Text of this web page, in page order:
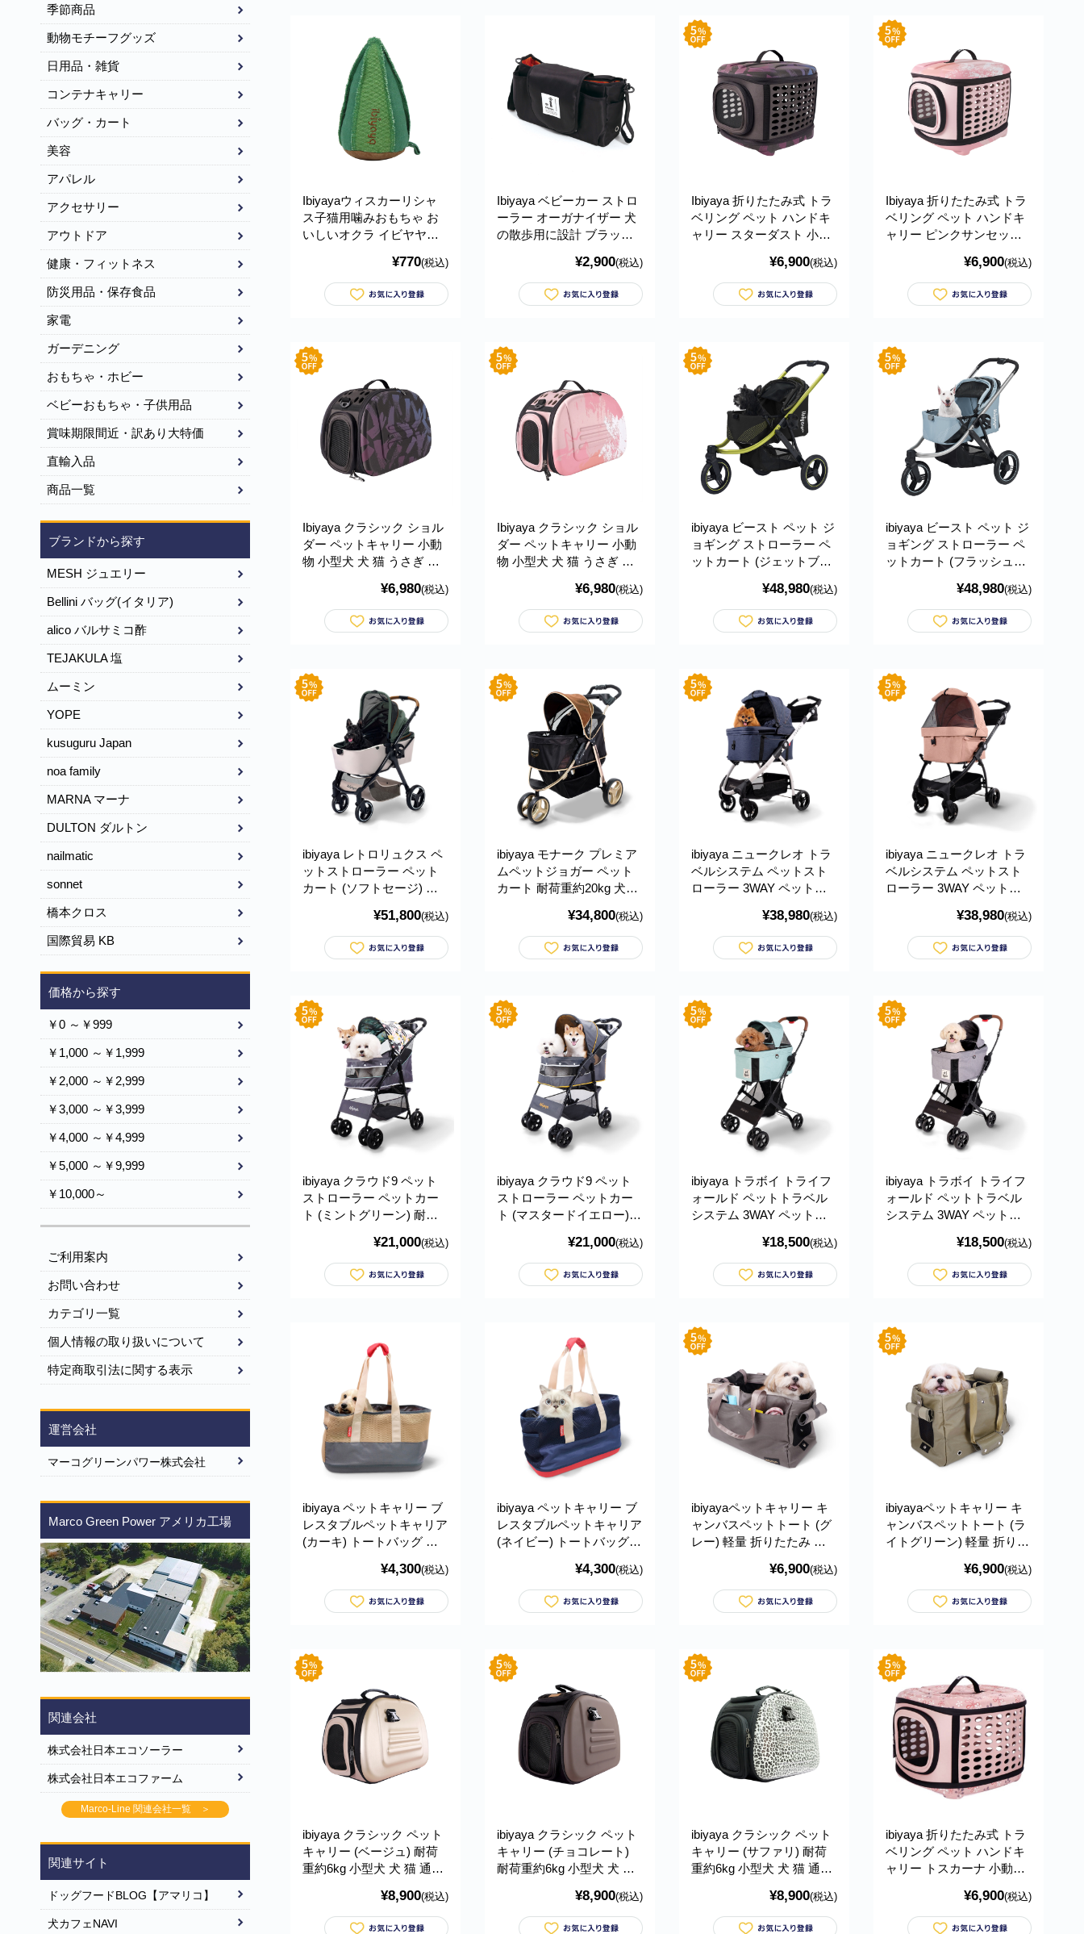
Ibiyayaウィスカーリシャ
ス子猫用噛みおもちゃ お
いしいオクラ イビヤヤ
¥770(税込)
Ibiyaya ベビーカー ストロ
ーラー オーガナイザー 犬
の散歩用に設計 ブラック
¥2,900(税込)
Ibiyaya 折りたたみ式 トラ
ベリング ペット ハンドキ
ャリー スターダスト 小動
ットキャリー 通気性 ケー
ス おでかけ 旅行 通院 軽量
Collapsible Traveling Pet
¥6,900(税込)
Ibiyaya 折りたたみ式 トラ
ベリング ペット ハンドキ
ャリー ピンクサンセット
ペットキャリー 通気性 ケ
ース おでかけ 旅行 通院 軽
量 Collapsible Traveling Pet
¥6,900(税込)
Ibiyaya クラシック ショル
ダー ペットキャリー 小動
物 小型犬 犬 猫 うさぎ 通
通院 バッグ 折りたたみ簡
単 Collapsible Shoulder Pet
Carrier スターダスト イビ
¥6,980(税込)
Ibiyaya クラシック ショル
ダー ペットキャリー 小動
物 小型犬 犬 猫 うさぎ 通
通院 バッグ 折りたたみ簡
単 Collapsible Shoulder Pet
Carrier ピンクサンセット
¥6,980(税込)
ibiyaya ビースト ペット ジ
ョギング ストローラー ペ
ットカート (ジェットブラ
中型犬 小型犬 ブランド お
しゃれ The Beast Pet
Jogging Stroller イビヤヤ
¥48,980(税込)
ibiyaya ビースト ペット ジ
ョギング ストローラー ペ
ットカート (フラッシュグ
中型犬 小型犬 ブランド お
しゃれ The Beast Pet
Jogging Stroller イビヤヤ
¥48,980(税込)
ibiyaya レトロリュクス ペ
ットストローラー ペット
カート (ソフトセージ) 耐
おすすめ 多頭 中型犬 小型
犬 分離型 ブランド おしゃ
れ 4輪 折りたたみ 通気性
FS2102
¥51,800(税込)
ibiyaya モナーク プレミア
ムペットジョガー ペット
カート 耐荷重約20kg 犬用
中型犬 小型犬 ブランド お
しゃれ 3輪 折りたたみ 収
納 コンパクト Monarch
¥34,800(税込)
ibiyaya ニュークレオ トラ
ベルシステム ペットスト
ローラー 3WAY ペットカ
荷重約20kg おすすめ 多頭
中型犬 小型犬 ブランド お
しゃれ New CLEO Travel
¥38,980(税込)
ibiyaya ニュークレオ トラ
ベルシステム ペットスト
ローラー 3WAY ペットカ
荷重約20kg おすすめ 多頭
中型犬 小型犬 ブランド お
しゃれ New CLEO Travel
¥38,980(税込)
ibiyaya クラウド9 ペット
ストローラー ペットカー
ト (ミントグリーン) 耐荷
型犬 小型犬 ブランド おし
ゃれ おでかけ Cloud 9 Pet
Stroller イビヤヤ FS2010
¥21,000(税込)
ibiyaya クラウド9 ペット
ストローラー ペットカー
ト (マスタードイエロー)
頭 中型犬 小型犬 ブランド
おしゃれ おでかけ Cloud 9
Pet Stroller イビヤヤ
¥21,000(税込)
ibiyaya トラボイ トライフ
ォールド ペットトラベル
システム 3WAY ペットカ
重約15kg おすすめ 多頭 中
型犬 小型犬 分離型 ブラン
ド おしゃれ 4輪 Travois
¥18,500(税込)
ibiyaya トラボイ トライフ
ォールド ペットトラベル
システム 3WAY ペットカ
荷重約15kg おすすめ 多頭
中型犬 小型犬 分離型 ブラ
ンド おしゃれ 4輪 Travois
¥18,500(税込)
ibiyaya ペットキャリー ブ
レスタブルペットキャリア
(カーキ) トートバッグ 軽
ョルダーバッグ Breathable
Pet Carrier イビヤヤ
FC1526
¥4,300(税込)
ibiyaya ペットキャリー ブ
レスタブルペットキャリア
(ネイビー) トートバッグ
ショルダーバッグ
Breathable Pet Carrier イビ
ヤヤ FC1526
¥4,300(税込)
ibiyayaペットキャリー キ
ャンバスペットトート (グ
レー) 軽量 折りたたみ お
ルダーバッグ Canvas Pet
Tote FC1428 イビヤヤ
¥6,900(税込)
ibiyayaペットキャリー キ
ャンバスペットトート (ラ
イトグリーン) 軽量 折りた
グ ショルダーバッグ
Canvas Pet Tote FC1428
イビヤヤ
¥6,900(税込)
ibiyaya クラシック ペット
キャリー (ベージュ) 耐荷
重約6kg 小型犬 犬 猫 通気
行 軽量 折りたたみ式 お手
入れ簡単 Classic Pet
¥8,900(税込)
ibiyaya クラシック ペット
キャリー (チョコレート)
耐荷重約6kg 小型犬 犬 猫
院 旅行 軽量 折りたたみ式
お手入れ簡単 Classic Pet
¥8,900(税込)
ibiyaya クラシック ペット
キャリー (サファリ) 耐荷
重約6kg 小型犬 犬 猫 通気
行 軽量 折りたたみ式 お手
入れ簡単 Classic Pet
¥8,900(税込)
ibiyaya 折りたたみ式 トラ
ベリング ペット ハンドキ
ャリー トスカーナ 小動物
キャリア 通気性 ケース お
でかけ 旅行 通院 軽量 コン
¥6,900(税込)
季節商品
動物モチーフグッズ
日用品・雑貨
コンテナキャリー
バッグ・カート
美容
アパレル
アクセサリー
アウトドア
健康・フィットネス
防災用品・保存食品
家電
ガーデニング
おもちゃ・ホビー
ベビーおもちゃ・子供用品
賞味期限間近・訳あり大特価
直輸入品
商品一覧
ブランドから探す
MESH ジュエリー
Bellini バッグ(イタリア)
alico バルサミコ酢
TEJAKULA 塩
ムーミン
YOPE
kusuguru Japan
noa family
MARNA マーナ
DULTON ダルトン
nailmatic
sonnet
橋本クロス
国際貿易 KB
価格から探す
￥0 ～￥999
￥1,000 ～￥1,999
￥2,000 ～￥2,999
￥3,000 ～￥3,999
￥4,000 ～￥4,999
￥5,000 ～￥9,999
￥10,000～
ご利用案内
お問い合わせ
カテゴリ一覧
個人情報の取り扱いについて
特定商取引法に関する表示
運営会社
マーコグリーンパワー株式会社
Marco Green Power アメリカ工場
関連会社
株式会社日本エコソーラー
株式会社日本エコファーム
Marco-Line 関連会社一覧 ＞
関連サイト
ドッグフードBLOG【アマリコ】
犬カフェNAVI